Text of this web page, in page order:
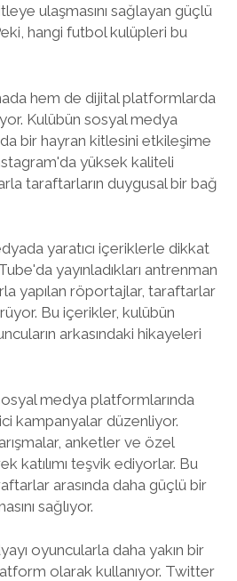
ulaşmasını sağlayan güçlü
hangi futbol kulüpleri bu
hem de dijital platformlarda
Kulübün sosyal medya
bir hayran kitlesini etkileşime
yüksek kaliteli
taraftarların duygusal bir bağ
yaratıcı içeriklerle dikkat
yayınladıkları antrenman
yapılan röportajlar, taraftarlar
Bu içerikler, kulübün
arkasındaki hikayeleri
medya platformlarında
kampanyalar düzenliyor.
anketler ve özel
katılımı teşvik ediyorlar. Bu
arasında daha güçlü bir
sağlıyor.
oyuncularla daha yakın bir
olarak kullanıyor. Twitter